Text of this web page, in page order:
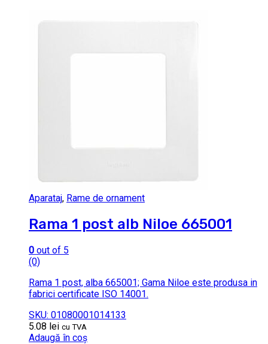
Aparataj, Rame de ornament
Rama 1 post alb Niloe 665001
0 out of 5
(0)
Rama 1 post, alba 665001; Gama Niloe este produsa in
fabrici certificate ISO 14001.
SKU: 01080001014133
5.08 lei cu TVA
Adaugă în coș